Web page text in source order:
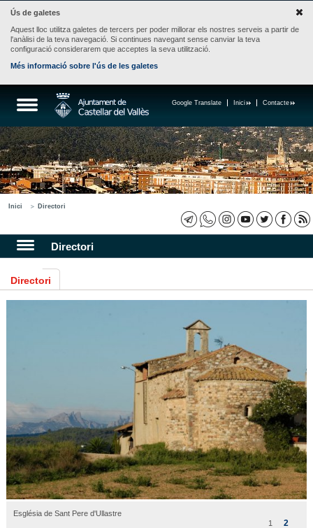
Ús de galetes
Aquest lloc utilitza galetes de tercers per poder millorar els nostres serveis a partir de
l'anàlisi de la teva navegació. Si continues navegant sense canviar la teva
configuració considerarem que acceptes la seva utilització.
Més informació sobre l'ús de les galetes
Contacte
Inici
Google Translate
Inici Directori
Directori
Directori
Església de Sant Pere d'Ullastre
1
2